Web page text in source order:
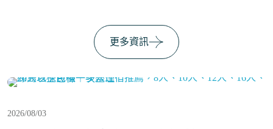
更多資訊
2026/08/03